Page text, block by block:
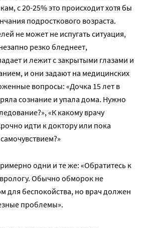
с 20-25% это происходит хотя бы
подросткового возраста.
не может не испугать ситуация,
резко бледнеет,
и лежит с закрытыми глазами и
и они задают на медицинских
вопросы: «Дочка 15 лет в
сознание и упала дома. Нужно
«К какому врачу
идти к доктору или пока
одни и те же: «Обратитесь к
Обычно обморок не
для беспокойства, но врач должен
проблемы».